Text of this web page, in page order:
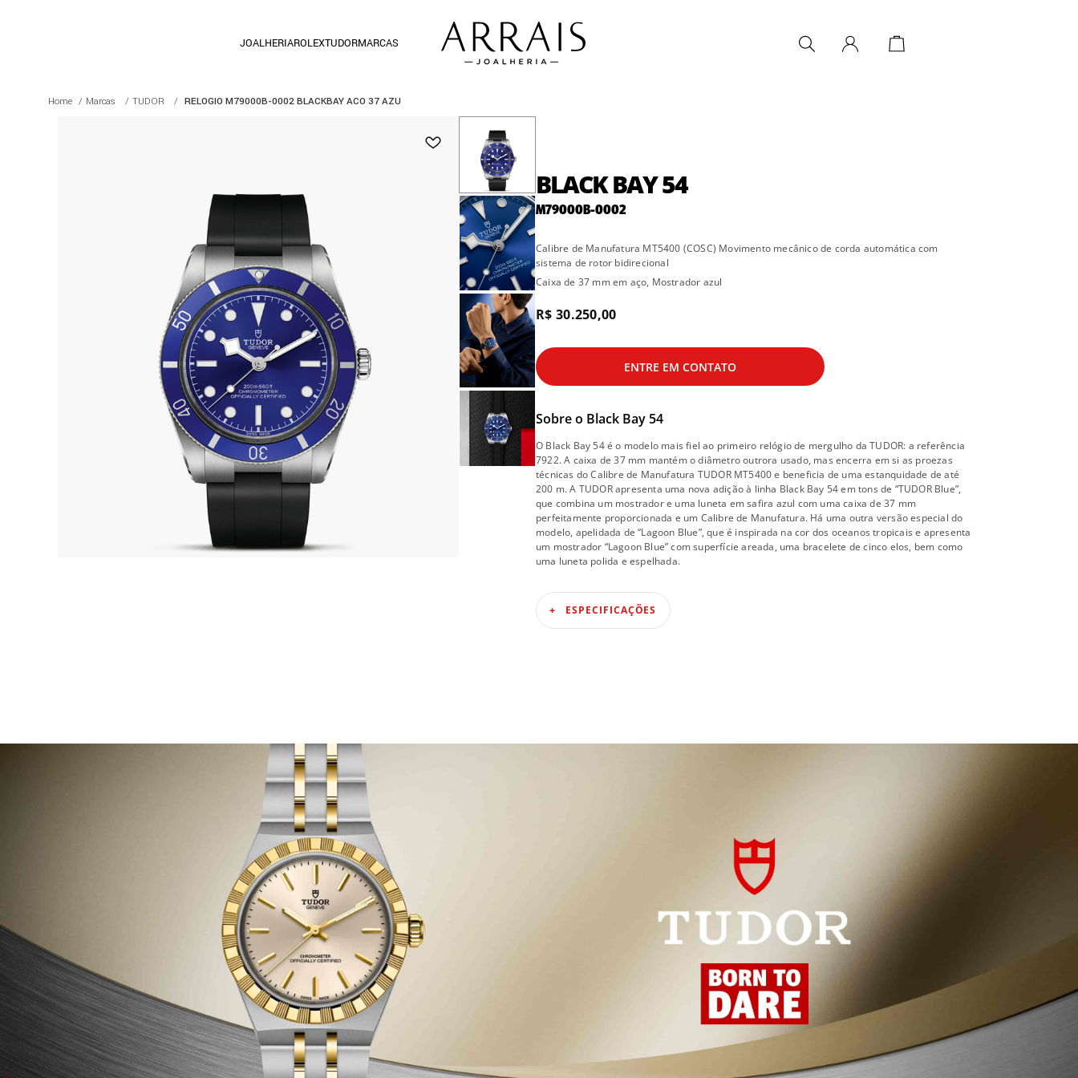
JOALHERIAROLEXTUDORMARCAS
Marcas TUDOR RELOGIO M79000B-0002 BLACKBAY ACO 37 AZU
BLACK BAY 54
M79000B-0002
Calibre de Manufatura MT5400 (COSC) Movimento mecânico de corda automática com
sistema de rotor bidirecional
Caixa de 37 mm em aço, Mostrador azul
R$ 30.250,00
ENTRE EM CONTATO
Sobre o Black Bay 54
O Black Bay 54 é o modelo mais fiel ao primeiro relógio de mergulho da TUDOR: a referência
7922. A caixa de 37 mm mantém o diâmetro outrora usado, mas encerra em si as proezas
técnicas do Calibre de Manufatura TUDOR MT5400 e beneficia de uma estanquidade de até
200 m. A TUDOR apresenta uma nova adição à linha Black Bay 54 em tons de “TUDOR Blue”,
que combina um mostrador e uma luneta em safira azul com uma caixa de 37 mm
perfeitamente proporcionada e um Calibre de Manufatura. Há uma outra versão especial do
modelo, apelidada de “Lagoon Blue”, que é inspirada na cor dos oceanos tropicais e apresenta
um mostrador “Lagoon Blue” com superfície areada, uma bracelete de cinco elos, bem como
uma luneta polida e espelhada.
ESPECIFICAÇÕES